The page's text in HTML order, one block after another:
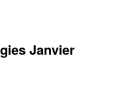
Janvier